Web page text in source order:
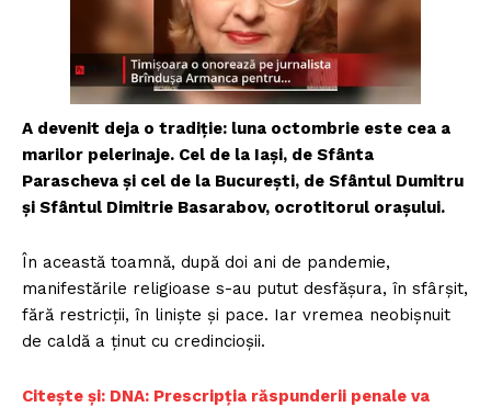
A devenit deja o tradiție: luna octombrie este cea a
marilor pelerinaje. Cel de la Iași, de Sfânta
Parascheva și cel de la București, de Sfântul Dumitru
și Sfântul Dimitrie Basarabov, ocrotitorul orașului.
În această toamnă, după doi ani de pandemie,
manifestările religioase s-au putut desfășura, în sfârșit,
fără restricții, în liniște și pace. Iar vremea neobișnuit
de caldă a ținut cu credincioșii.
Citește și: DNA: Prescripția răspunderii penale va